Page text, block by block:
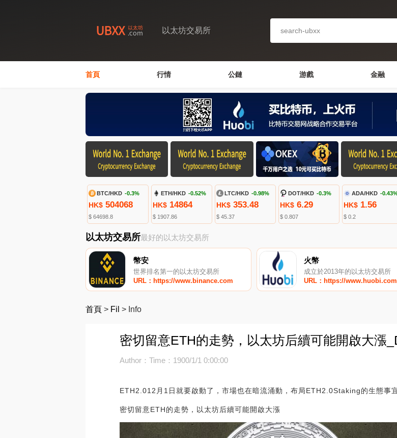
以太坊交易所
首頁 行情 公鏈 游戲 金融
BTC/HKD -0.3%
HK$ 504068
$ 64698.8
ETH/HKD -0.52%
HK$14864
$ 1907.86
LTC/HKD -0.98%
HK$353.48
$ 45.37
DOT/HKD -0.3%
HK$6.29
$ 0.807
ADA/HKD -
HK$1.56
$ 0.2
以太坊交易所最好的以太坊交易所
幣安
世界排名第一的以太坊交易所
URL：https://www.binance.com
火幣
成立於2013年的以太坊交易所
URL：https://www.huobi.com
首頁 > Fil > Info
密切留意ETH的走勢，以太坊后續可能開啟大漲
Author：Time：1900/1/1 0:00:00
ETH2.012月1日就要啟動了，市場也在暗流涌動，布局ETH2.0Staking的生態事
密切留意ETH的走勢，以太坊后續可能開啟大漲